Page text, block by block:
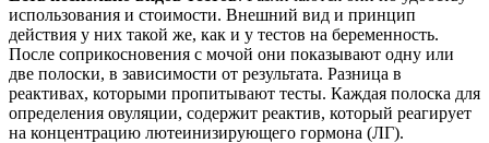
использования и стоимости. Внешний вид и принцип
действия у них такой же, как и у тестов на беременность.
После соприкосновения с мочой они показывают одну или
две полоски, в зависимости от результата. Разница в
реактивах, которыми пропитывают тесты. Каждая полоска для
определения овуляции, содержит реактив, который реагирует
на концентрацию лютеинизирующего гормона (ЛГ).